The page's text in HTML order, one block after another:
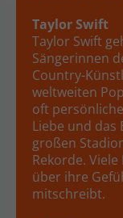
Taylor Swift
Taylor Swift
Sängerinnen
Country-
weltweiten
oft
Liebe und das
großen
Rekorde.
über ihre
mitschreibt.